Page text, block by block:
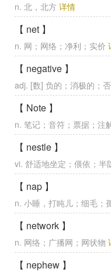
n. 北，北方 详情
【 net 】
n. 网；网络；净利；实价
【 negative 】
adj. [数] 负的；消极的；
【 Note 】
n. 笔记；音符；票据；注
【 nestle 】
vi. 舒适地坐定；偎依；半
【 nap 】
n. 小睡，打盹儿；细毛；
【 network 】
n. 网络；广播网；网状物
【 nephew 】